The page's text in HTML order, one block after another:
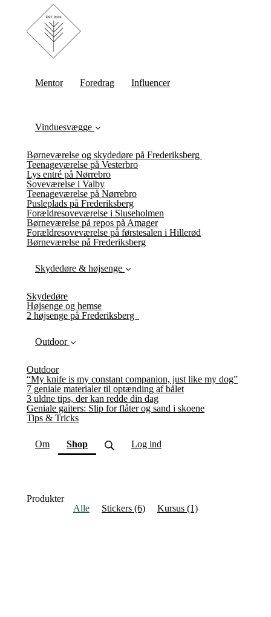
Mentor Foredrag Influencer
Vinduesvægge
Børneværelse og skydedøre på Frederiksberg
Teenageværelse på Vesterbro
Lys entré på Nørrebro
Soveværelse i Valby
Teenageværelse på Nørrebro
Pusleplads på Frederiksberg
Forældresoveværelse i Sluseholmen
Børneværelse på repos på Amager
Forældresoveværelse på førstesalen i Hillerød
Børneværelse på Frederiksberg
Skydedøre & højsenge
Skydedøre
Højsenge og hemse
2 højsenge på Frederiksberg
Outdoor
Outdoor
“My knife is my constant companion, just like my dog”
7 geniale materialer til optænding af bålet
3 uldne tips, der kan redde din dag
Geniale gaiters: Slip for flåter og sand i skoene
Tips & Tricks
Om Shop(current) Log ind
Produkter
Alle
Stickers (6) Kursus (1)